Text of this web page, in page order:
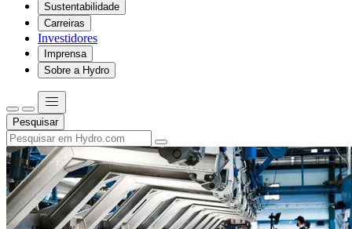
Sustentabilidade
Carreiras
Investidores
Imprensa
Sobre a Hydro
Pesquisar